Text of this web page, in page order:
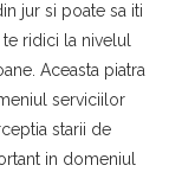
jur si poate sa iti
ridici la nivelul
Aceasta piatra
serviciilor
starii de
in domeniul